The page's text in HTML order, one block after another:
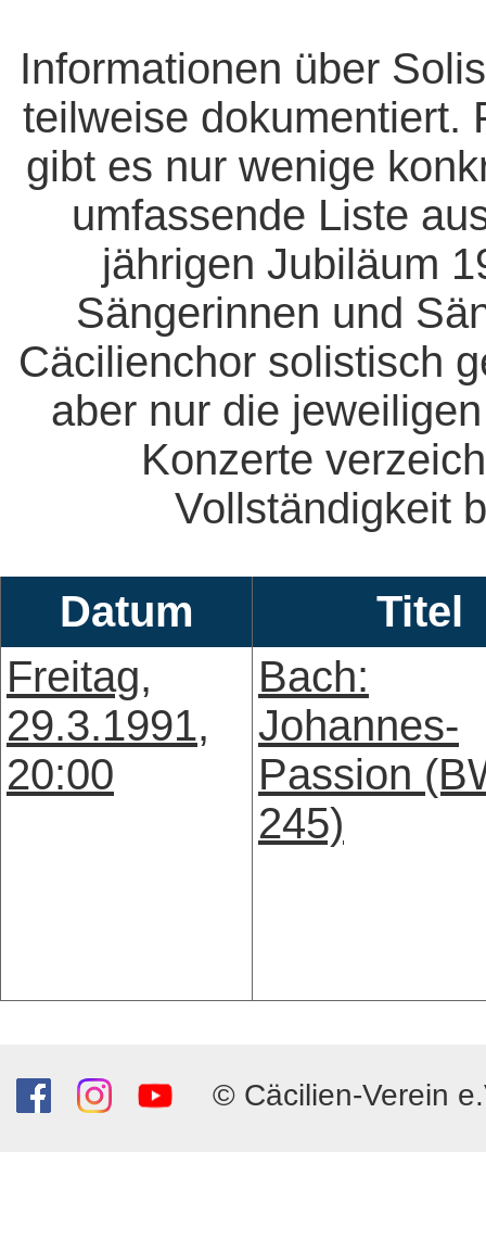
Informationen über
teilweise dokumentiert.
gibt es nur wenige
umfassende Liste
jährigen Jubiläum
Sängerinnen und
Cäcilienchor solistisch
aber nur die
Konzerte
Vollständigkeit
Datum
Titel
Freitag,
29.3.1991,
20:00
Bach:
Johannes-
Passion
245)
© Cäcilien-Verein